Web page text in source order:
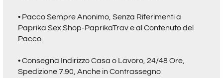
• Pacco Sempre Anonimo, Senza Riferimenti a
Paprika Sex Shop-PaprikaTrave al Contenuto del
Pacco.
• Consegna Indirizzo Casa o Lavoro, 24/48 Ore,
Spedizione 7.90, Anche in Contrassegno